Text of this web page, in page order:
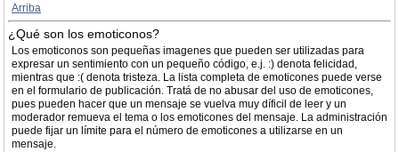
Arriba
¿Qué son los emoticonos?
Los emoticonos son pequeñas imagenes que pueden ser utilizadas para
expresar un sentimiento con un pequeño código, e.j. :) denota felicidad,
mientras que :( denota tristeza. La lista completa de emoticones puede verse
en el formulario de publicación. Tratá de no abusar del uso de emoticones,
pues pueden hacer que un mensaje se vuelva muy díficil de leer y un
moderador remueva el tema o los emoticones del mensaje. La administración
puede fijar un límite para el número de emoticones a utilizarse en un
mensaje.